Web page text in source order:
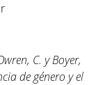
C. y Boyer,
de género y el